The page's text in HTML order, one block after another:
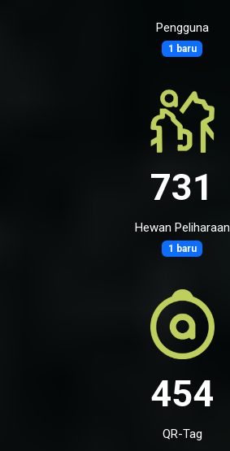
Pengguna
1 baru
731
Hewan Peliharaan
1 baru
454
QR-Tag